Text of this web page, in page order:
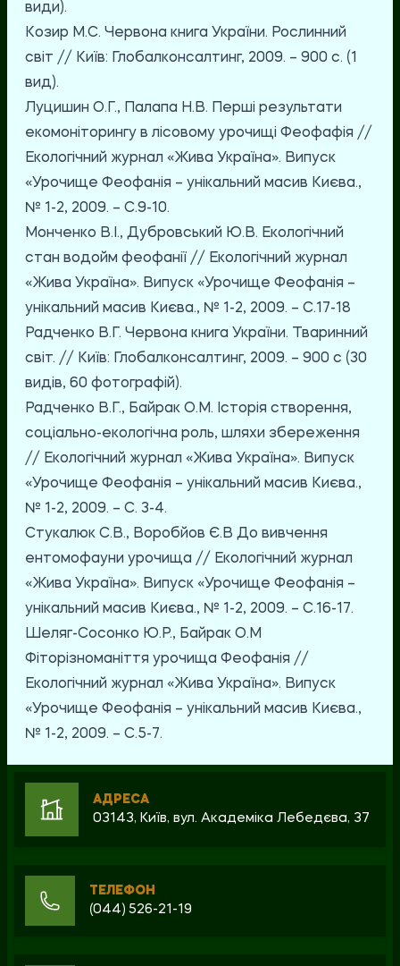
види).
Козир М.С. Червона книга України. Рослинний
світ // Київ: Глобалконсалтинг, 2009. – 900 с. (1
вид).
Луцишин О.Г., Палапа Н.В. Перші результати
екомоніторингу в лісовому урочищі Феофафія //
Екологічний журнал «Жива Україна». Випуск
«Урочище Феофанія – унікальний масив Києва.,
№ 1-2, 2009. – С.9-10.
Монченко В.І., Дубровський Ю.В. Екологічний
стан водойм феофанії // Екологічний журнал
«Жива Україна». Випуск «Урочище Феофанія –
унікальний масив Києва., № 1-2, 2009. – С.17-18
Радченко В.Г. Червона книга України. Тваринний
світ. // Київ: Глобалконсалтинг, 2009. – 900 с (30
видів, 60 фотографій).
Радченко В.Г., Байрак О.М. Історія створення,
соціально-екологічна роль, шляхи збереження
// Екологічний журнал «Жива Україна». Випуск
«Урочище Феофанія – унікальний масив Києва.,
№ 1-2, 2009. – С. 3-4.
Стукалюк С.В., Воробйов Є.В До вивчення
ентомофауни урочища // Екологічний журнал
«Жива Україна». Випуск «Урочище Феофанія –
унікальний масив Києва., № 1-2, 2009. – С.16-17.
Шеляг-Сосонко Ю.Р., Байрак О.М
Фіторізноманіття урочища Феофанія //
Екологічний журнал «Жива Україна». Випуск
«Урочище Феофанія – унікальний масив Києва.,
№ 1-2, 2009. – С.5-7.
АДРЕСА
03143, Київ, вул. Академіка Лебедєва, 37
ТЕЛЕФОН
(044) 526-21-19